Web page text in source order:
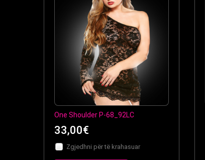
One Shoulder P-68_92LC
33,00€
Zgjedhni për të krahasuar